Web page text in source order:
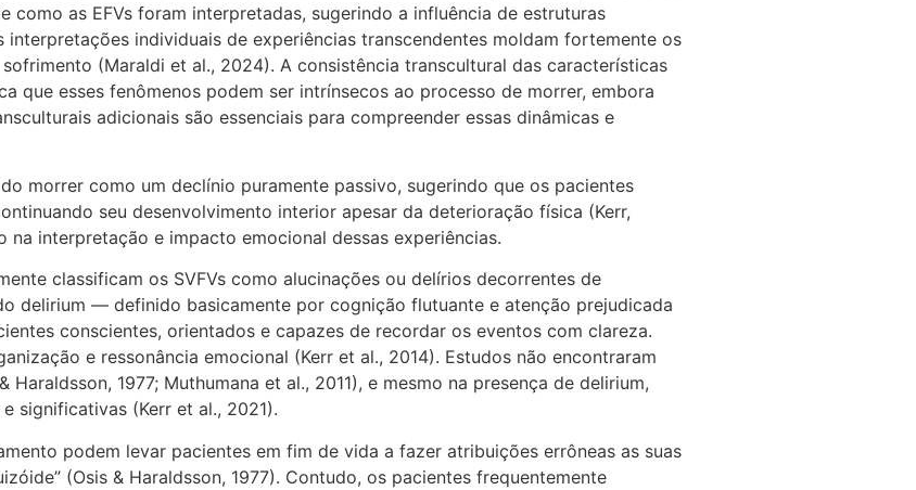
as EFVs foram interpretadas, sugerindo a influência de estruturas
individuais de experiências transcendentes moldam fortemente os
(Maraldi et al., 2024). A consistência transcultural das características
esses fenômenos podem ser intrínsecos ao processo de morrer, embora
adicionais são essenciais para compreender essas dinâmicas e
morrer como um declínio puramente passivo, sugerindo que os pacientes
seu desenvolvimento interior apesar da deterioração física (Kerr,
interpretação e impacto emocional dessas experiências.
classificam os SVFVs como alucinações ou delírios decorrentes de
delirium — definido basicamente por cognição flutuante e atenção prejudicada
conscientes, orientados e capazes de recordar os eventos com clareza.
e ressonância emocional (Kerr et al., 2014). Estudos não encontraram
1977; Muthumana et al., 2011), e mesmo na presença de delirium,
significativas (Kerr et al., 2021).
podem levar pacientes em fim de vida a fazer atribuições errôneas as suas
(Osis & Haraldsson, 1977). Contudo, os pacientes frequentemente